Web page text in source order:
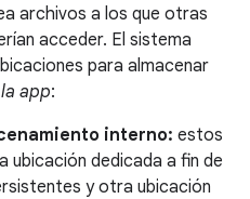
archivos a los que otras
acceder. El sistema
para almacenar
app:
interno: estos
ubicación dedicada a fin de
y otra ubicación